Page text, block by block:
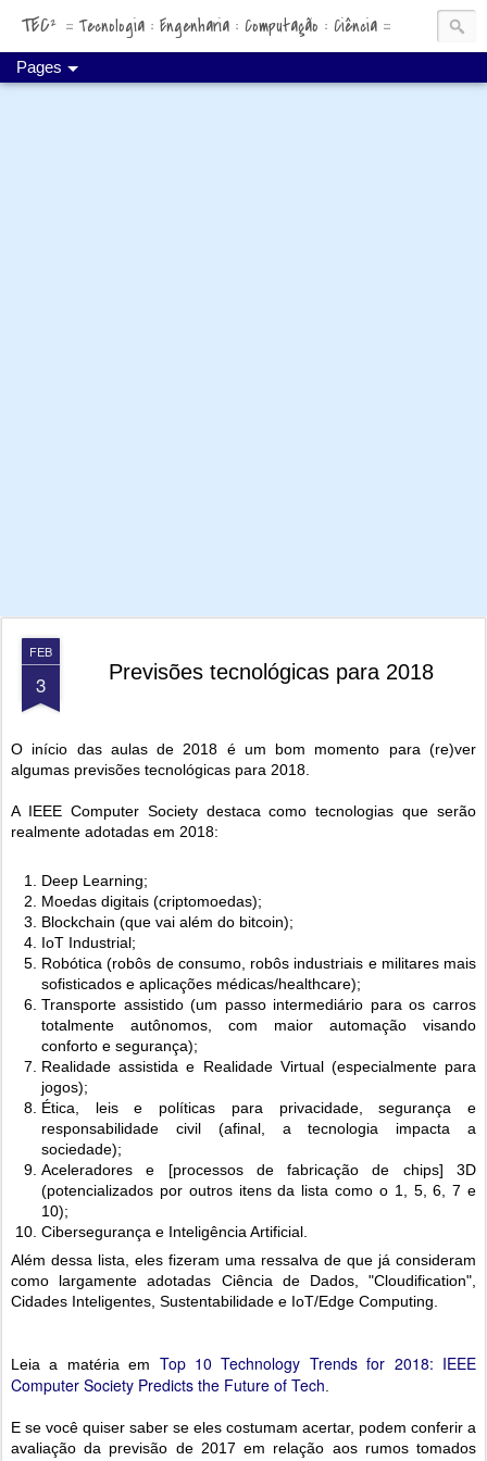
TEC² ::: Tecnologia : Engenharia : Computação : Ciência :::
Pages
FEB
3 Previsões tecnológicas para 2018
O início das aulas de 2018 é um bom momento para (re)ver
algumas previsões tecnológicas para 2018.
A IEEE Computer Society destaca como tecnologias que serão
realmente adotadas em 2018:
Deep Learning;
Moedas digitais (criptomoedas);
Blockchain (que vai além do bitcoin);
IoT Industrial;
Robótica (robôs de consumo, robôs industriais e militares mais
sofisticados e aplicações médicas/healthcare);
Transporte assistido (um passo intermediário para os carros
totalmente autônomos, com maior automação visando
conforto e segurança);
Realidade assistida e Realidade Virtual (especialmente para
jogos);
Ética, leis e políticas para privacidade, segurança e
responsabilidade civil (afinal, a tecnologia impacta a
sociedade);
Aceleradores e [processos de fabricação de chips] 3D
(potencializados por outros itens da lista como o 1, 5, 6, 7 e
10);
Cibersegurança e Inteligência Artificial.
Além dessa lista, eles fizeram uma ressalva de que já consideram
como largamente adotadas Ciência de Dados, "Cloudification",
Cidades Inteligentes, Sustentabilidade e IoT/Edge Computing.
Leia a matéria em Top 10 Technology Trends for 2018: IEEE
Computer Society Predicts the Future of Tech
E se você quiser saber se eles costumam acertar, podem conferir a
avaliação da previsão de 2017 em relação aos rumos tomados